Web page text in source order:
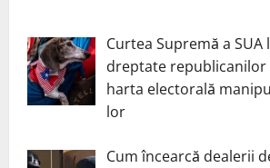
Curtea Supremă a SUA
dreptate
harta electorală
lor
Cum încearcă dealerii